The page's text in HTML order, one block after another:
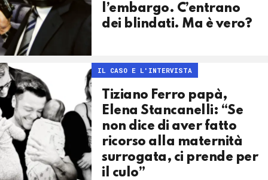
l’embargo. C’entrano
dei blindati. Ma è vero?
IL CASO E L'INTERVISTA
Tiziano Ferro papà,
Elena Stancanelli: “Se
non dice di aver fatto
ricorso alla maternità
surrogata, ci prende per
il culo”